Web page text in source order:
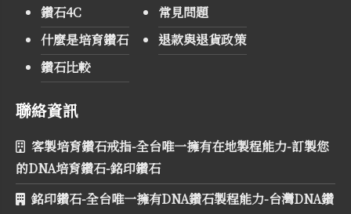
鑽石4C
什麼是培育鑽石
鑽石比較
常見問題
退款與退貨政策
聯絡資訊
客製培育鑽石戒指-全台唯一擁有在地製程能力-訂製您
的DNA培育鑽石-銘印鑽石
銘印鑽石-全台唯一擁有DNA鑽石製程能力-台灣DNA鑽